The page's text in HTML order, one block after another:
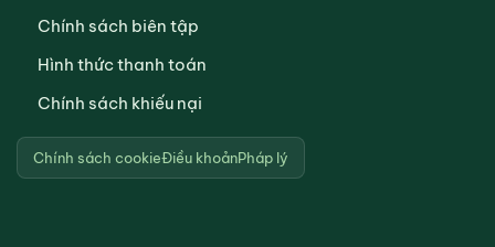
Chính sách biên tập
Hình thức thanh toán
Chính sách khiếu nại
Chính sách cookieĐiều khoảnPháp lý